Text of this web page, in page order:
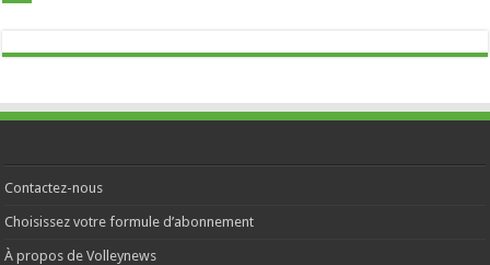
Contactez-nous
Choisissez votre formule d’abonnement
À propos de Volleynews